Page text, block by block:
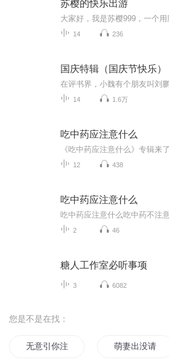
苏樱的快乐出游
14 236
国庆特辑（国庆节快乐）
14 1.6万
吃中药应注意什么
12 438
吃中药应注意什么
2 46
糖人工作室必听事项
3 6082
您是不是在找：
无意引你注意 萌妻出没请注意